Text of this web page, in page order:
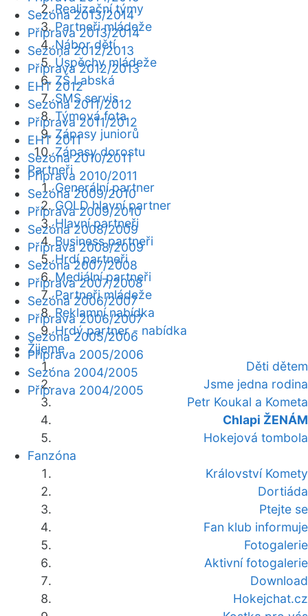
Realizační týmy
Partneři mládeže
Nábor dětí
Úspěchy mládeže
ZŠ Labská
SMS servis
Týmová fota
Zápasy juniorů
Zápasy dorostu
Partneři
Generální partner
GOLD hlavní partner
Hlavní partneři
Business partneři
Hrdí partneři
Mediální partneři
Partneři mládeže
Reklamní nabídka
Hrdý partner - nabídka
Žijeme
Děti dětem
Jsme jedna rodina
Petr Koukal a Kometa
Chlapi ŽENÁM
Hokejová tombola
Fanzóna
Království Komety
Dortiáda
Ptejte se
Fan klub informuje
Fotogalerie
Aktivní fotogalerie
Download
Hokejchat.cz
Sezóna 2013/2014
Příprava 2013/2014
Sezóna 2012/2013
Příprava 2012/2013
EHT 2012
Sezóna 2011/2012
Příprava 2011/2012
EHT 2011
Sezóna 2010/2011
Příprava 2010/2011
Sezóna 2009/2010
Příprava 2009/2010
Sezóna 2008/2009
Příprava 2008/2009
Sezóna 2007/2008
Příprava 2007/2008
Sezóna 2006/2007
Příprava 2006/2007
Sezóna 2005/2006
Příprava 2005/2006
Sezóna 2004/2005
Příprava 2004/2005